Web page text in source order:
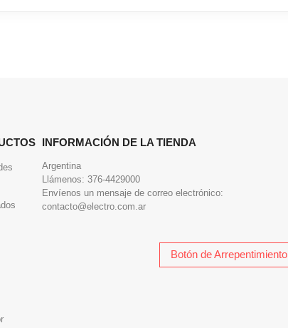
INFORMACIÓN DE LA TIENDA
Argentina
Llámenos: 376-4429000
Envíenos un mensaje de correo electrónico:
contacto@electro.com.ar
Botón de Arrepentimiento